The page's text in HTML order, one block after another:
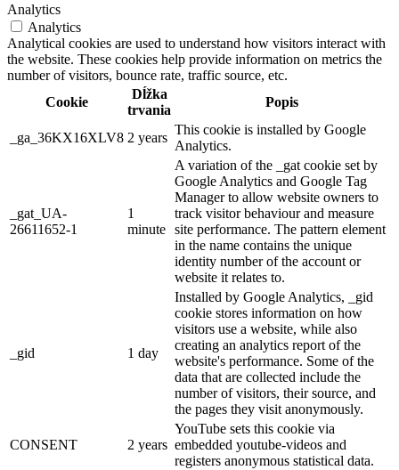
Analytics
Analytics
Analytical cookies are used to understand how visitors interact with
the website. These cookies help provide information on metrics the
number of visitors, bounce rate, traffic source, etc.
Cookie
Dĺžka
trvania
Popis
_ga_36KX16XLV8 2 years
This cookie is installed by Google
Analytics.
_gat_UA-
26611652-1
1
minute
A variation of the _gat cookie set by
Google Analytics and Google Tag
Manager to allow website owners to
track visitor behaviour and measure
site performance. The pattern element
in the name contains the unique
identity number of the account or
website it relates to.
_gid 1 day
Installed by Google Analytics, _gid
cookie stores information on how
visitors use a website, while also
creating an analytics report of the
website's performance. Some of the
data that are collected include the
number of visitors, their source, and
the pages they visit anonymously.
CONSENT 2 years
YouTube sets this cookie via
embedded youtube-videos and
registers anonymous statistical data.